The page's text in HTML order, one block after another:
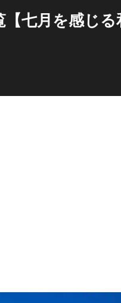
七月を感じる